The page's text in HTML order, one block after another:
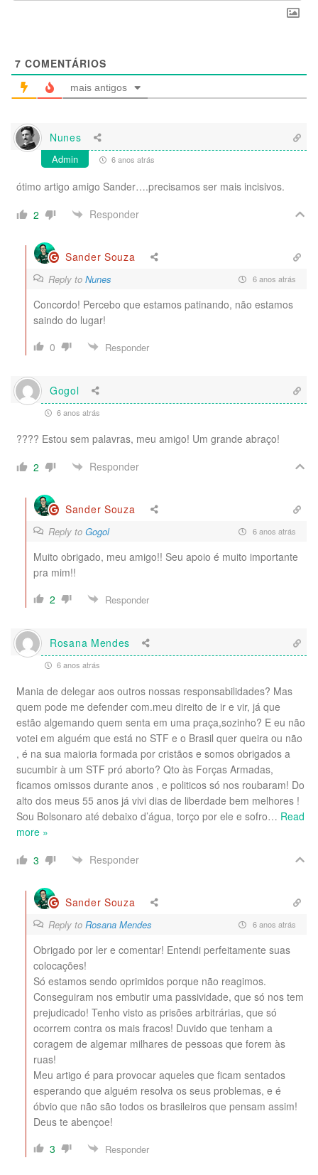
7 COMENTÁRIOS
mais antigos
Nunes
Admin 6 anos atrás
ótimo artigo amigo Sander….precisamos ser mais incisivos.
2
Responder
Sander Souza
Reply to Nunes 6 anos atrás
Concordo! Percebo que estamos patinando, não estamos
saindo do lugar!
0
Responder
Gogol
6 anos atrás
???? Estou sem palavras, meu amigo! Um grande abraço!
2
Responder
Sander Souza
Reply to Gogol 6 anos atrás
Muito obrigado, meu amigo!! Seu apoio é muito importante
pra mim!!
2
Responder
Rosana Mendes
6 anos atrás
Mania de delegar aos outros nossas responsabilidades? Mas
quem pode me defender com.meu direito de ir e vir, já que
estão algemando quem senta em uma praça,sozinho? E eu não
votei em alguém que está no STF e o Brasil quer queira ou não
, é na sua maioria formada por cristãos e somos obrigados a
sucumbir à um STF pró aborto? Qto às Forças Armadas,
ficamos omissos durante anos , e politicos só nos roubaram! Do
alto dos meus 55 anos já vivi dias de liberdade bem melhores !
Sou Bolsonaro até debaixo d’água, torço por ele e sofro… Read
more »
3
Responder
Sander Souza
Reply to Rosana Mendes 6 anos atrás
Obrigado por ler e comentar! Entendi perfeitamente suas
colocações!
Só estamos sendo oprimidos porque não reagimos.
Conseguiram nos embutir uma passividade, que só nos tem
prejudicado! Tenho visto as prisões arbitrárias, que só
ocorrem contra os mais fracos! Duvido que tenham a
coragem de algemar milhares de pessoas que forem às
ruas!
Meu artigo é para provocar aqueles que ficam sentados
esperando que alguém resolva os seus problemas, e é
óbvio que não são todos os brasileiros que pensam assim!
Deus te abençoe!
3
Responder